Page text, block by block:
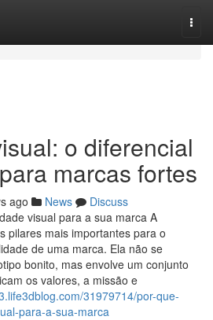
o diferencial
marcas fortes
ago News
Discuss
visual para a sua marca A
pilares mais importantes para o
de uma marca. Ela não se
bonito, mas envolve um conjunto
os valores, a missão e
31979714/por-que-
para-a-sua-marca